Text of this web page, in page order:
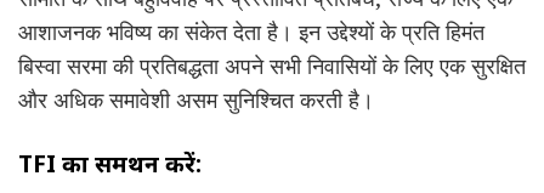
आशाजनक भविष्य का संकेत देता है। इन उद्देश्यों के प्रति हिमंत
बिस्वा सरमा की प्रतिबद्धता अपने सभी निवासियों के लिए एक सुरक्षित
और अधिक समावेशी असम सुनिश्चित करती है।
TFI का समर्थन करें: